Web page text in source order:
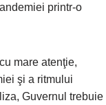
printr-o
mare atenţie,
şi a ritmului
Guvernul trebuie